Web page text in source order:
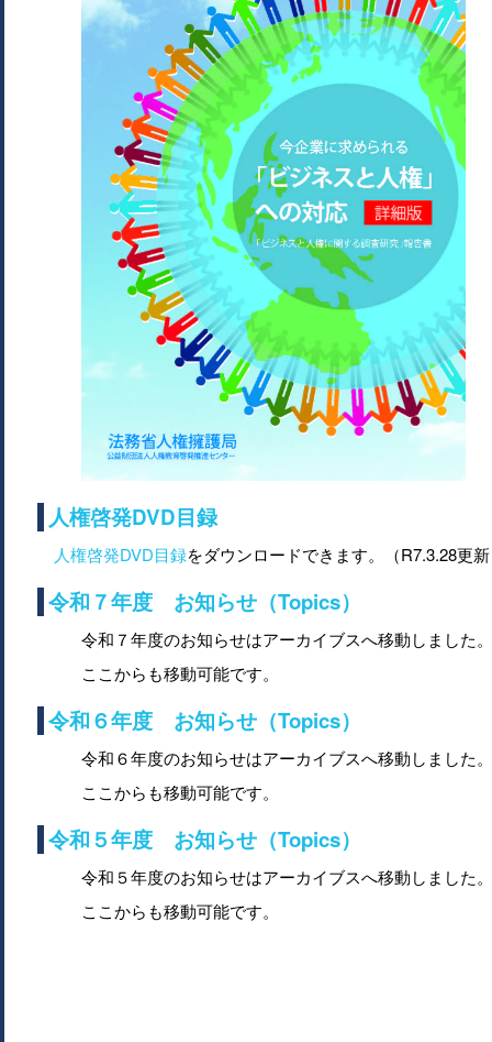
人権啓発DVD目録
人権啓発DVD目録をダウンロードできます。（R7.3.28更
令和７年度 お知らせ（Topics）
令和７年度のお知らせはアーカイブスへ移動しました。
ここからも移動可能です。
令和６年度 お知らせ（Topics）
令和６年度のお知らせはアーカイブスへ移動しました。
ここからも移動可能です。
令和５年度 お知らせ（Topics）
令和５年度のお知らせはアーカイブスへ移動しました。
ここからも移動可能です。